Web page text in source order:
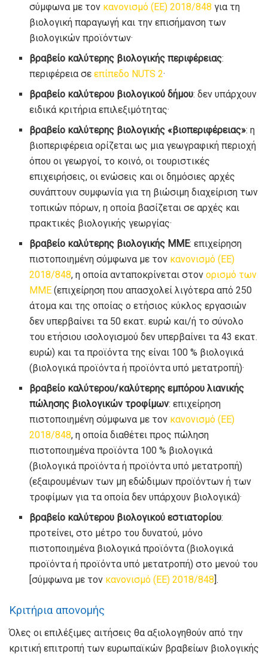
σύμφωνα με τον κανονισμό (ΕΕ) 2018/848 για τη
βιολογική παραγωγή και την επισήμανση των
βιολογικών προϊόντων·
βραβείο καλύτερης βιολογικής περιφέρειας:
περιφέρεια σεεπίπεδο NUTS 2·
βραβείο καλύτερου βιολογικού δήμου: δεν υπάρχουν
ειδικά κριτήρια επιλεξιμότητας·
βραβείο καλύτερης βιολογικής «βιοπεριφέρειας»: η
βιοπεριφέρεια ορίζεται ως μια γεωγραφική περιοχή
όπου οι γεωργοί, το κοινό, οι τουριστικές
επιχειρήσεις, οι ενώσεις και οι δημόσιες αρχές
συνάπτουν συμφωνία για τη βιώσιμη διαχείριση των
τοπικών πόρων, η οποία βασίζεται σε αρχές και
πρακτικές βιολογικής γεωργίας·
βραβείο καλύτερης βιολογικής ΜΜΕ: επιχείρηση
πιστοποιημένη σύμφωνα με τον κανονισμό (ΕΕ)
2018/848, η οποία ανταποκρίνεται στονορισμό των
ΜΜΕ (επιχείρηση που απασχολεί λιγότερα από 250
άτομα και της οποίας ο ετήσιος κύκλος εργασιών
δεν υπερβαίνει τα 50 εκατ. ευρώ και/ή το σύνολο
του ετήσιου ισολογισμού δεν υπερβαίνει τα 43 εκατ.
ευρώ) και τα προϊόντα της είναι 100 % βιολογικά
(βιολογικά προϊόντα ή προϊόντα υπό μετατροπή)·
βραβείο καλύτερου/καλύτερης εμπόρου λιανικής
πώλησης βιολογικών τροφίμων: επιχείρηση
πιστοποιημένη σύμφωνα με τον κανονισμό (ΕΕ)
2018/848, η οποία διαθέτει προς πώληση
πιστοποιημένα προϊόντα 100 % βιολογικά
(βιολογικά προϊόντα ή προϊόντα υπό μετατροπή)
(εξαιρουμένων των μη εδώδιμων προϊόντων ή των
τροφίμων για τα οποία δεν υπάρχουν βιολογικά)·
βραβείο καλύτερου βιολογικού εστιατορίου:
προτείνει, στο μέτρο του δυνατού, μόνο
πιστοποιημένα βιολογικά προϊόντα (βιολογικά
προϊόντα ή προϊόντα υπό μετατροπή) στο μενού του
[σύμφωνα με τον κανονισμό (ΕΕ) 2018/848].
Κριτήρια απονομής
Όλες οι επιλέξιμες αιτήσεις θα αξιολογηθούν από την
κριτική επιτροπή των ευρωπαϊκών βραβείων βιολογικής